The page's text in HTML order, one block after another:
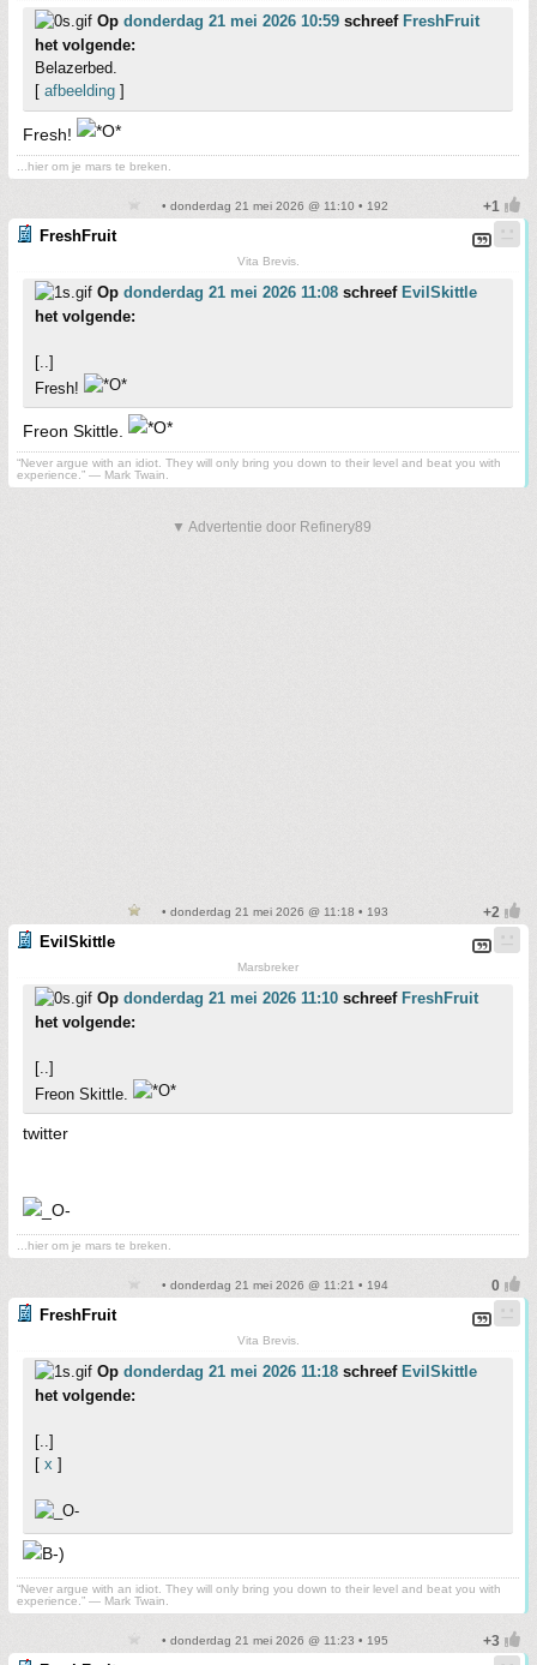
Op donderdag 21 mei 2026 10:59 schreef FreshFruit
het volgende:
Belazerbed.
[ afbeelding ]
Fresh!
...hier om je mars te breken.
• donderdag 21 mei 2026 @ 11:10 • 192
FreshFruit
Vita Brevis.
Op donderdag 21 mei 2026 11:08 schreef EvilSkittle
het volgende:
[..]
Fresh!
Freon Skittle.
“Never argue with an idiot. They will only bring you down to their level and beat you with
experience.” ― Mark Twain.
▼ Advertentie door Refinery89
• donderdag 21 mei 2026 @ 11:18 • 193
EvilSkittle
Marsbreker
Op donderdag 21 mei 2026 11:10 schreef FreshFruit
het volgende:
[..]
Freon Skittle.
twitter
...hier om je mars te breken.
• donderdag 21 mei 2026 @ 11:21 • 194
FreshFruit
Vita Brevis.
Op donderdag 21 mei 2026 11:18 schreef EvilSkittle
het volgende:
[..]
[ x ]
“Never argue with an idiot. They will only bring you down to their level and beat you with
experience.” ― Mark Twain.
• donderdag 21 mei 2026 @ 11:23 • 195